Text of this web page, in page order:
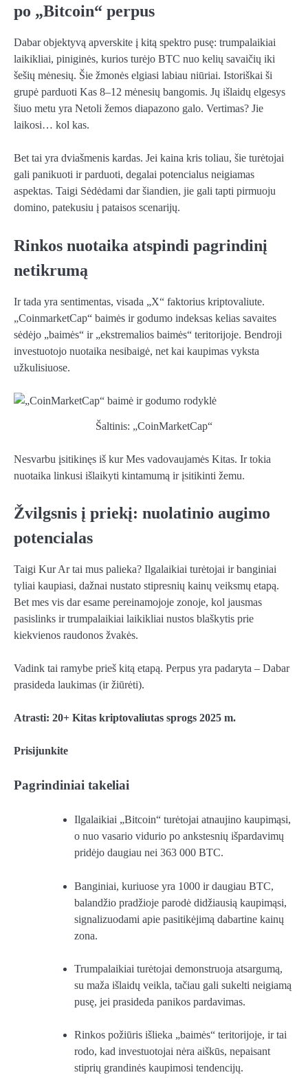
po „Bitcoin“ perpus
Dabar objektyvą apverskite į kitą spektro pusę: trumpalaikiai
laikikliai, piniginės, kurios turėjo BTC nuo kelių savaičių iki
šešių mėnesių. Šie žmonės elgiasi labiau niūriai. Istoriškai ši
grupė parduoti Kas 8–12 mėnesių bangomis. Jų išlaidų elgesys
šiuo metu yra Netoli žemos diapazono galo. Vertimas? Jie
laikosi… kol kas.
Bet tai yra dviašmenis kardas. Jei kaina kris toliau, šie turėtojai
gali panikuoti ir parduoti, degalai potencialus neigiamas
aspektas. Taigi Sėdėdami dar šiandien, jie gali tapti pirmuoju
domino, patekusiu į pataisos scenarijų.
Rinkos nuotaika atspindi pagrindinį
netikrumą
Ir tada yra sentimentas, visada „X“ faktorius kriptovaliute.
„CoinmarketCap“ baimės ir godumo indeksas kelias savaites
sėdėjo „baimės“ ir „ekstremalios baimės“ teritorijoje. Bendroji
investuotojo nuotaika nesibaigė, net kai kaupimas vyksta
užkulisiuose.
Šaltinis: „CoinMarketCap“
Nesvarbu įsitikinęs iš kurMes vadovaujamės Kitas. Ir tokia
nuotaika linkusi išlaikyti kintamumą ir įsitikinti žemu.
Žvilgsnis į priekį: nuolatinio augimo
potencialas
Taigi KurAr tai mus palieka? Ilgalaikiai turėtojai ir banginiai
tyliai kaupiasi, dažnai nustato stipresnių kainų veiksmų etapą.
Bet mes vis dar esame pereinamojoje zonoje, kol jausmas
pasislinks ir trumpalaikiai laikikliai nustos blaškytis prie
kiekvienos raudonos žvakės.
Vadink tai ramybe prieš kitą etapą. Perpus yra padaryta – Dabar
prasideda laukimas (ir žiūrėti).
Atrasti: 20+ Kitas kriptovaliutas sprogs 2025 m.
Prisijunkite
Pagrindiniai takeliai
Ilgalaikiai „Bitcoin“ turėtojai atnaujino kaupimąsi,
o nuo vasario vidurio po ankstesnių išpardavimų
pridėjo daugiau nei 363 000 BTC.
Banginiai, kuriuose yra 1000 ir daugiau BTC,
balandžio pradžioje parodė didžiausią kaupimąsi,
signalizuodami apie pasitikėjimą dabartine kainų
zona.
Trumpalaikiai turėtojai demonstruoja atsargumą,
su maža išlaidų veikla, tačiau gali sukelti neigiamą
pusę, jei prasideda panikos pardavimas.
Rinkos požiūris išlieka „baimės“ teritorijoje, ir tai
rodo, kad investuotojai nėra aiškūs, nepaisant
stiprių grandinės kaupimosi tendencijų.